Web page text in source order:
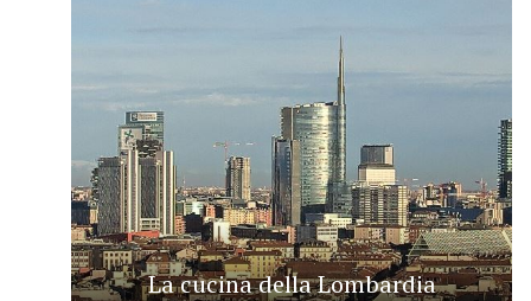
La cucina della Lombardia